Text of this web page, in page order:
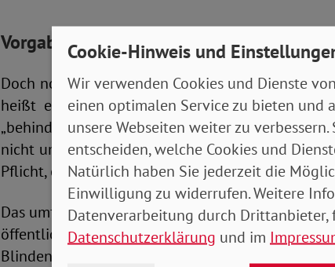
Vorgaben zu Bauen & mehr
Doch noch gibt es sehr viele Hürden. Erfüllt ein
heißt es oft „barrierearm“. Das ähnelt dem
„behindertengerecht“(siehe auch Cartoon). Der
nicht um „Freundlichkeit“ und nette
Pflicht, eines Menschenrechts.
Das umfasst etwa die bauliche Gestaltung von
öffentlichen Räumen. Beispiele sind
Blindenleitsysteme, Ampeln mit akustischen
Cookie-Hinweis und
Wir verwenden Cookies und Dienste
einen optimalen Service zu bieten und
unsere Webseiten weiter zu
entscheiden, welche Cookies und
Natürlich haben Sie jederzeit die
Einwilligung zu widerrufen. Weitere
Datenverarbeitung durch Drittanbieter,
Datenschutzerklärung und im